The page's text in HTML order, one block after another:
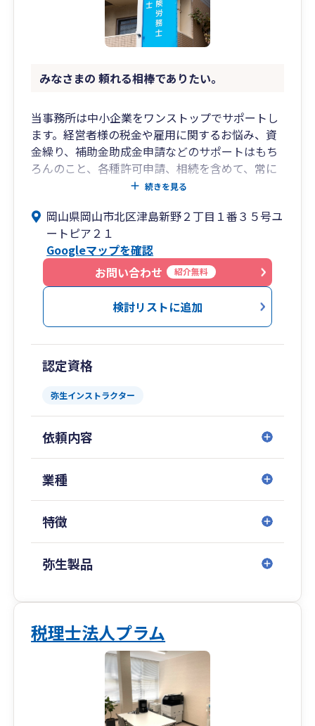
みなさまの 頼れる相棒でありたい。
当事務所は中小企業をワンストップでサポートし
ます。経営者様の税金や雇用に関するお悩み、資
金繰り、補助金助成金申請などのサポートはもち
ろんのこと、各種許可申請、相続を含めて、常に
最新の情報をキャッチし最適な方法でサポートし
資金調達や事業計画書作成も迅速にサポートして
おります。
「中小企業のベストパートナー」として、経営者
様にとことん向き合い、互いに切磋琢磨し、成長
していくことが私の理想であります。「企業は社
会の公器」という松下幸之助氏（現Panasonic創
業者）の言葉があります。私腹を肥やすのではな
ります。生まれ育った岡山から日本全国を元気に
していきます！
続きを見る
岡山県岡山市北区津島新野２丁目１番３５号ユ
ートピア２１
Googleマップを確認
お問い合わせ
紹介無料
検討リストに追加
認定資格
弥生インストラクター
依頼内容
業種
特徴
弥生製品
税理士法人プラム